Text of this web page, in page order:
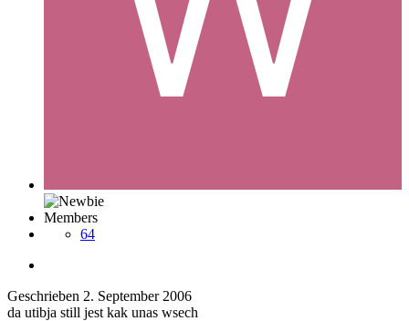
Members
64
Geschrieben 2. September 2006
da utibja still jest kak unas wsech